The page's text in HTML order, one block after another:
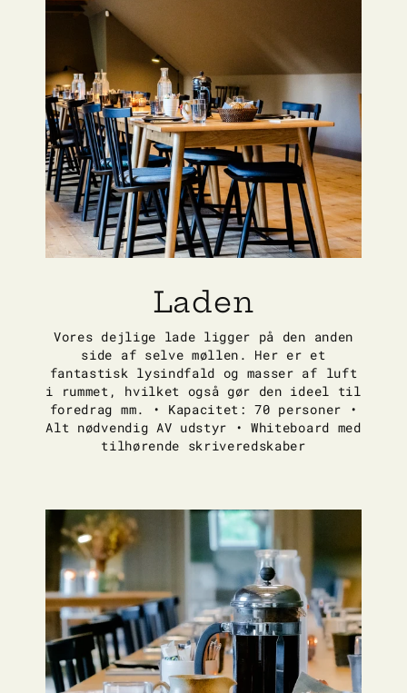
Laden
Vores dejlige lade ligger på den anden
side af selve møllen. Her er et
fantastisk lysindfald og masser af luft
i rummet, hvilket også gør den ideel til
foredrag mm. • Kapacitet: 70 personer •
Alt nødvendig AV udstyr • Whiteboard med
tilhørende skriveredskaber